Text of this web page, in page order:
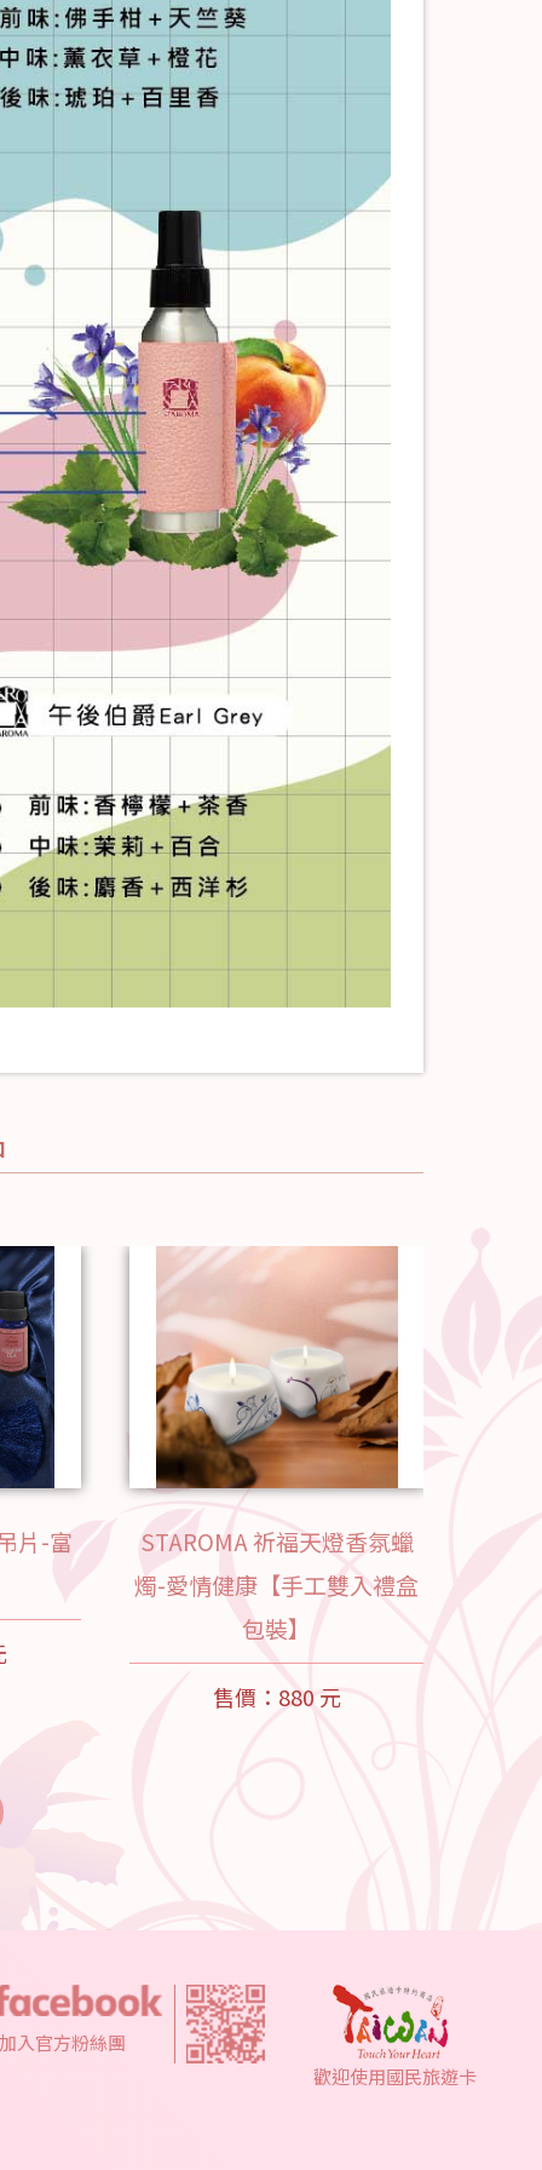
片-富
STAROMA 祈福天燈香氛蠟
燭-愛情健康【手工雙入禮盒
包裝】
售價：880 元
加入官方粉絲團
歡迎使用國民旅遊卡